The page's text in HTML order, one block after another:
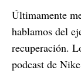
Últimamente
hablamos del
recuperación.
podcast de